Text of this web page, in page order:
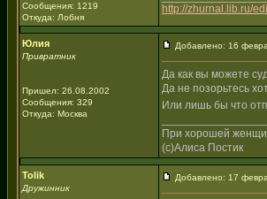
Сообщения: 1219
Откуда: Лобня
http://zhurnal.lib.ru/
Юлия
Привратник
Пришел: 26.08.2002
Сообщения: 329
Откуда: Москва
Добавлено: 16
Да как вы можете
Да не позорьтесь
Или лишь бы что
При хорошей
(с)Алиса Постик
Tolik
Дружинник
Добавлено: 17